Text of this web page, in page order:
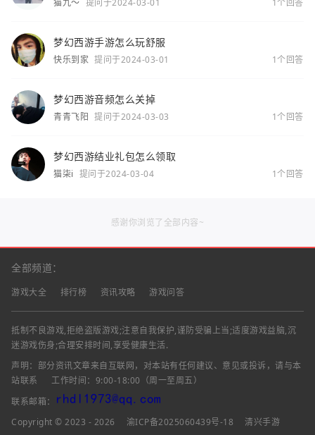
梦幻西游手游怎么玩舒服
快乐到家 提问于2024-03-01 1个回答
梦幻西游音频怎么关掉
青青飞阳 提问于2024-03-03 1个回答
梦幻西游结业礼包怎么领取
猫柒i 提问于2024-03-04 1个回答
感谢你浏览了全部内容~
全部频道：
游戏大全 排行榜 资讯攻略 游戏问答
抵制不良游戏,拒绝盗版游戏;注意自我保护,谨防受骗上当;适度游戏益脑,沉
迷游戏伤身;合理安排时间,享受健康生活.
声明：部分资讯文章来自互联网，对本站有任何建议、意见或投诉，请与本
站联系
工作时间：9:00-18:00（周一至周五）
联系邮箱：
Copyright © 2023 - 2026
渝ICP备2025060439号-18 清兴手游